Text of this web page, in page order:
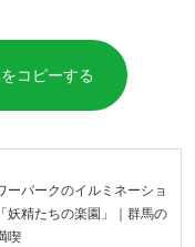
コピーする
ーパークのイルミネーショ
妖精たちの楽園」｜群馬の
喫